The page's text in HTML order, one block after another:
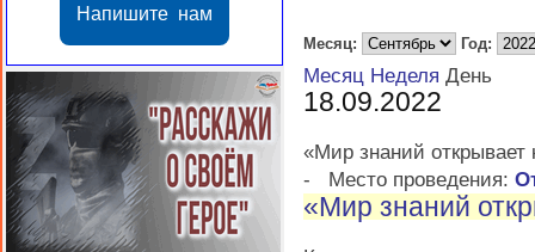
Напишите нам
Месяц: Год:
Месяц Неделя День
18.09.2022
«Мир знаний открывает
-
Место проведения:
«Мир знаний